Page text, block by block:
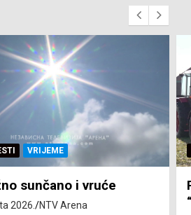
ZEMLJA
subvenciju za traktor
ostvarila 84 korisnika